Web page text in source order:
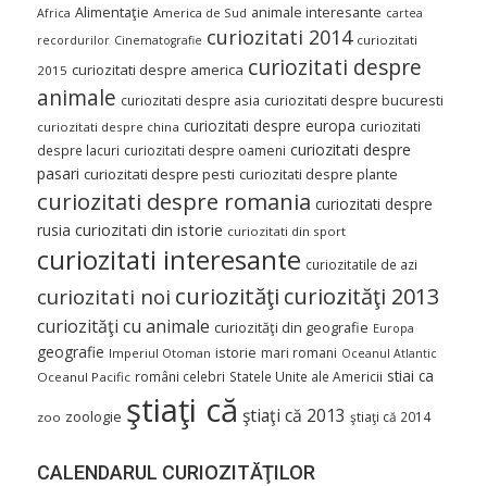
Africa Alimentaţie America de Sud animale interesante cartea
recordurilor Cinematografie curiozitati 2014 curiozitati
2015 curiozitati despre america curiozitati despre
animale curiozitati despre asia curiozitati despre bucuresti
curiozitati despre china curiozitati despre europa curiozitati
despre lacuri curiozitati despre oameni curiozitati despre
pasari curiozitati despre pesti curiozitati despre plante
curiozitati despre romania curiozitati despre
rusia curiozitati din istorie curiozitati din sport
curiozitati interesante curiozitatile de azi
curiozitati noi curiozităţi curiozităţi 2013
curiozităţi cu animale curiozităţi din geografie Europa
geografie Imperiul Otoman istorie mari romani Oceanul Atlantic
Oceanul Pacific români celebri Statele Unite ale Americii stiai ca
zoo zoologie ştiaţi că ştiaţi că 2013 ştiaţi că 2014
CALENDARUL CURIOZITĂŢILOR